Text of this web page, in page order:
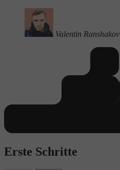
Valentin Ranshakov
Erste Schritte